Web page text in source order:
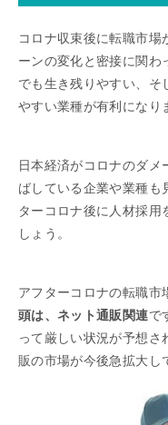
コロナ収束後に転職市場
ーンの変化と密接に関わ
でも生き残りやすい、そ
やすい業種が有利になり
日本経済がコロナのダメ
ばしている企業や業種も
ターコロナ後に人材採用
しょう。
アフターコロナの転職市
頭は、ネット通販関連で
って厳しい状況が予想さ
販の市場が今後急拡大し